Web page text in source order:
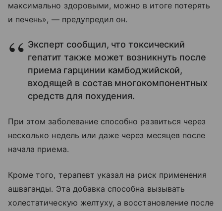
максимально здоровыми, можно в итоге потерять
и печень», — предупредил он.
Эксперт сообщил, что токсический
гепатит также может возникнуть после
приема гарцинии камбоджийской,
входящей в состав многокомпонентных
средств для похудения.
При этом заболевание способно развиться через
несколько недель или даже через месяцев после
начала приема.
Кроме того, терапевт указал на риск применения
ашваганды. Эта добавка способна вызывать
холестатическую желтуху, а восстановление после